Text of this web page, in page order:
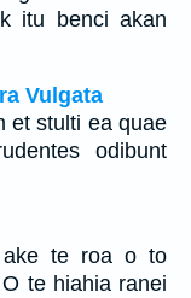
itu benci akan
Vulgata
et stulti ea quae
odibunt
ake te roa o to
te hiahia ranei